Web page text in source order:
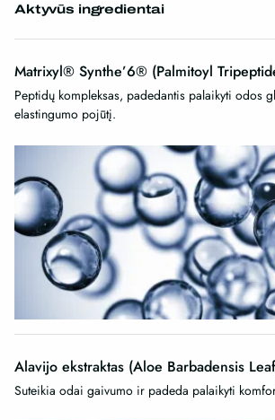
Aktyvūs ingredientai
Matrixyl® Synthe’6® (Palmitoyl
Peptidų kompleksas, padedantis palaikyti odos
elastingumo pojūtį.
Alavijo ekstraktas (Aloe Barbadensis
Suteikia odai gaivumo ir padeda palaikyti